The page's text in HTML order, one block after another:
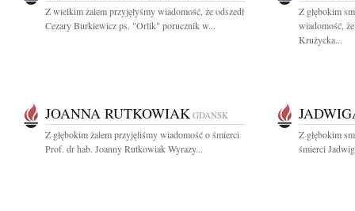
Z wielkim żalem przyjęłyśmy wiadomość, że odszedł
Cezary Burkiewicz ps. "Orlik" porucznik w...
Z głębokim
wiadomość,
Krużycka...
JOANNA RUTKOWIAK GDAŃSK
Z głębokim żalem przyjęliśmy wiadomość o śmierci
Prof. dr hab. Joanny Rutkowiak Wyrazy...
Z głębokim
śmierci